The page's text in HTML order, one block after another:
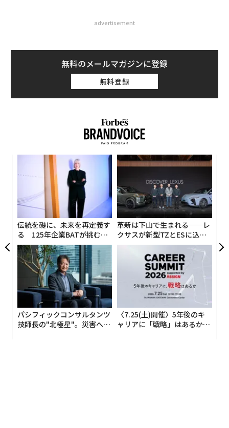
advertisement
無料のメールマガジンに登録
無料登録
伝統を礎に、未来を再定義す
る 125年企業BATが挑むス
モークレスな未来
革新は下山で生まれる──レ
クサスが新型TZとESに込め
た「DISCOVER」の哲学
パシフィックコンサルタンツ
技師長の"北極星"。災害への
〈7.25(土)開催〉5年後のキ
ャリアに「戦略」はあるか。